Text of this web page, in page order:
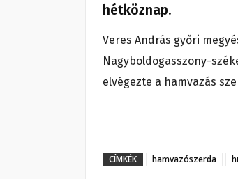
hétköznap.
Veres András győri
Nagyboldogasszony-
elvégezte a hamvazás
CÍMKÉK hamvazószerda